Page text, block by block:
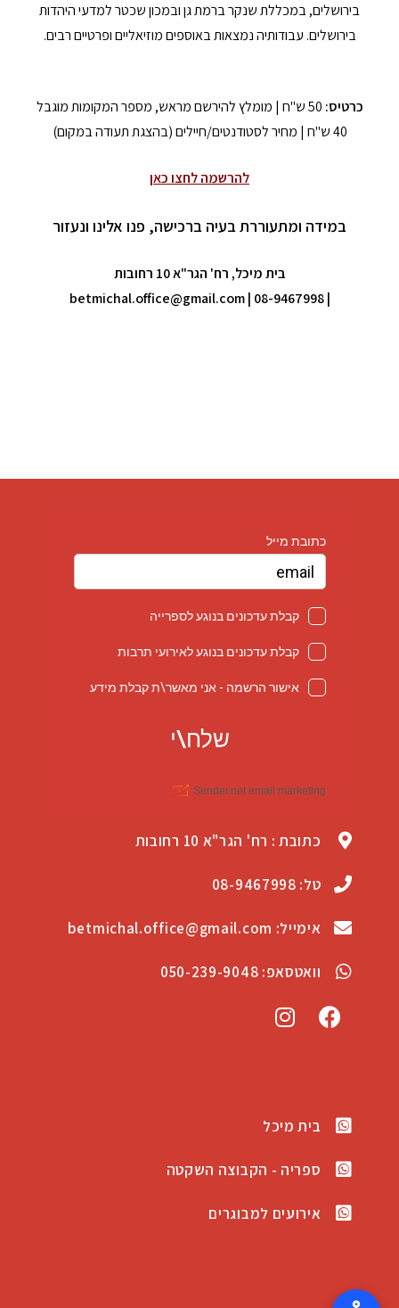
בירושלים, במכללת שנקר ברמת גן ובמכון שכטר למדעי היהדות
בירושלים. עבודותיה נמצאות באוספים מוזיאליים ופרטיים רבים.
כרטיס:
40 ש"ח | מחיר לסטודנטים/חיילים (בהצגת תעודה במקום)
להרשמה לחצו כאן
במידה ומתעוררת בעיה ברכישה, פנו אלינו ונעזור
בית מיכל, רח' הגר"א 10 רחובות
|
betmichal.office@gmail.com| 08-9467998
כתובת : רח' הגר"א 10 רחובות
טל: 08-9467998
אימייל: betmichal.office@gmail.com
וואטסאפ: 050-239-9048
בית מיכל
ספריה - הקבוצה השקטה
אירועים למבוגרים